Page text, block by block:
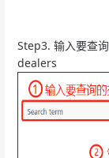
Step3. 输入要查
dealers